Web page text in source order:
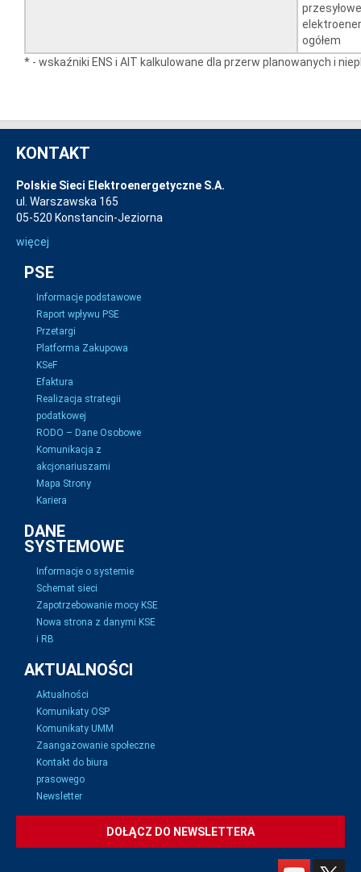
ogółem
* - wskaźniki ENS i AIT kalkulowane dla przerw planowanych i
KONTAKT
Polskie Sieci Elektroenergetyczne S.A.
ul. Warszawska 165
05-520 Konstancin-Jeziorna
więcej
PSE
Informacje podstawowe
Raport wpływu PSE
Przetargi
Platforma Zakupowa
KSeF
Efaktura
Realizacja strategii
podatkowej
RODO – Dane Osobowe
Komunikacja z
akcjonariuszami
Mapa Strony
Kariera
DANE
SYSTEMOWE
Informacje o systemie
Schemat sieci
Zapotrzebowanie mocy KSE
Nowa strona z danymi KSE
i RB
AKTUALNOŚCI
Aktualności
Komunikaty OSP
Komunikaty UMM
Zaangażowanie społeczne
Kontakt do biura
prasowego
Newsletter
DOŁĄCZ DO NEWSLETTERA